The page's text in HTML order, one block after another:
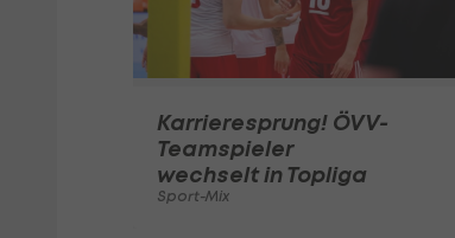
Karrieresprung! ÖVV-
Teamspieler
wechselt in Topliga
Sport-Mix